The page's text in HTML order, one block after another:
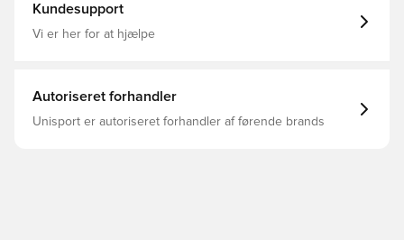
Kundesupport
Vi er her for at hjælpe
Autoriseret forhandler
Unisport er autoriseret forhandler af førende brands